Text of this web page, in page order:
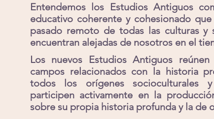
Entendemos los Estudios Antiguos
educativo coherente y cohesionado
pasado remoto de todas las culturas y
encuentran alejadas de nosotros en el
Los nuevos Estudios Antiguos
campos relacionados con la historia
todos los orígenes socioculturales
participen activamente en la
sobre su propia historia profunda y la de